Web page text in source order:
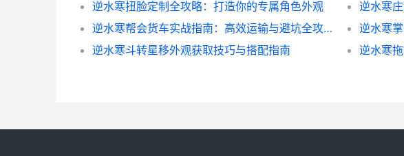
逆水寒扭脸定制全攻略：打造你的专属角色外观
逆水寒帮会货车实战指南：高效运输与避坑全攻略
逆水寒斗转星移外观获取技巧与搭配指南